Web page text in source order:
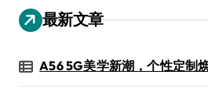
最新文章
A56 5G美学新潮，个性定制